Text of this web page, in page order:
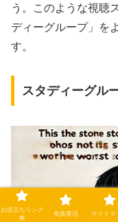
う。このような視聴
ディーグループ」を
す。
スタディーグル
お役立ちリンク
集
免責事項 サイトマ